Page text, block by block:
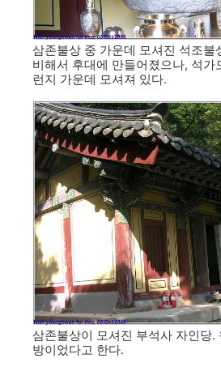
삼존불상 중 가운데 모셔진 석조불
비해서 후대에 만들어졌으나, 석가
런지 가운데 모셔져 있다.
삼존불상이 모셔진 부석사 자인당.
방이었다고 한다.